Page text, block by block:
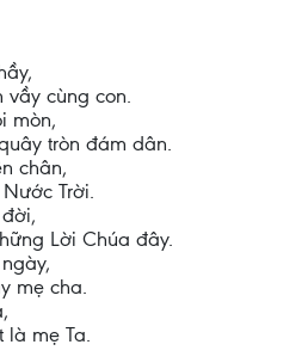
vầy cùng con.
mòn,
tròn đám dân.
chân,
Trời.
Lời Chúa đây.
mẹ cha.
là mẹ Ta.